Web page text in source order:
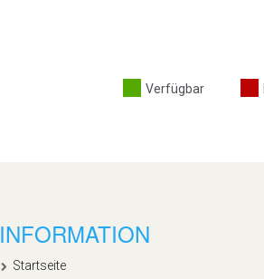
Verfügbar
INFORMATION
Startseite